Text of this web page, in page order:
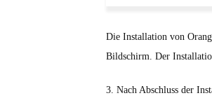
Die Installation von
Bildschirm. Der
3. Nach Abschluss der